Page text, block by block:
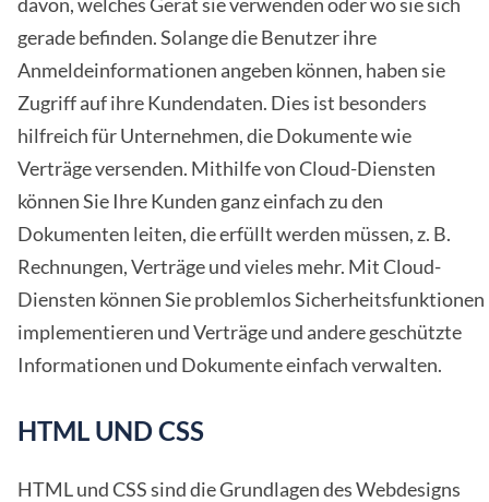
gerade befinden. Solange die Benutzer ihre
Anmeldeinformationen angeben können, haben sie
Zugriff auf ihre Kundendaten. Dies ist besonders
hilfreich für Unternehmen, die Dokumente wie
Verträge versenden. Mithilfe von Cloud-Diensten
können Sie Ihre Kunden ganz einfach zu den
Dokumenten leiten, die erfüllt werden müssen, z. B.
Rechnungen, Verträge und vieles mehr. Mit Cloud-
Diensten können Sie problemlos Sicherheitsfunktionen
implementieren und Verträge und andere geschützte
Informationen und Dokumente einfach verwalten.
HTML UND CSS
HTML und CSS sind die Grundlagen des Webdesigns